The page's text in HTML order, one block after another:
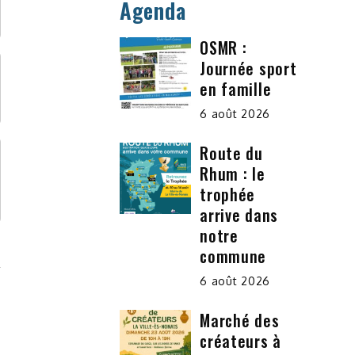
Agenda
OSMR :
Journée sport
en famille
6 août 2026
Route du
Rhum : le
trophée
arrive dans
notre
commune
6 août 2026
Marché des
créateurs à